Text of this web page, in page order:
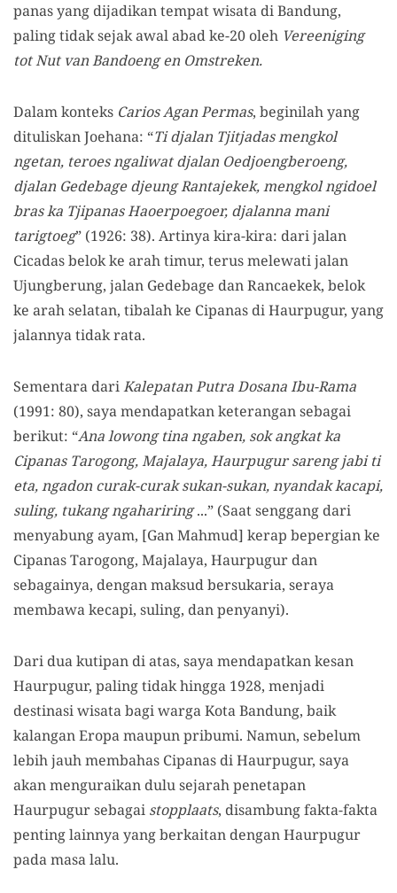
panas yang dijadikan tempat wisata di Bandung,
paling tidak sejak awal abad ke-20 oleh Vereeniging
tot Nut van Bandoeng en Omstreken.
Dalam konteks Carios Agan Permas, beginilah yang
dituliskan Joehana: “Ti djalan Tjitjadas mengkol
ngetan, teroes ngaliwat djalan Oedjoengberoeng,
djalan Gedebage djeung Rantajekek, mengkol ngidoel
bras ka Tjipanas Haoerpoegoer, djalanna mani
tarigtoeg” (1926: 38). Artinya kira-kira: dari jalan
Cicadas belok ke arah timur, terus melewati jalan
Ujungberung, jalan Gedebage dan Rancaekek, belok
ke arah selatan, tibalah ke Cipanas di Haurpugur, yang
jalannya tidak rata.
Sementara dariKalepatan Putra Dosana Ibu-Rama
(1991: 80), saya mendapatkan keterangan sebagai
berikut: “Ana lowong tina ngaben, sok angkat ka
Cipanas Tarogong, Majalaya, Haurpugur sareng jabi ti
eta, ngadon curak-curak sukan-sukan, nyandak kacapi,
suling, tukang ngahariring...” (Saat senggang dari
menyabung ayam, [Gan Mahmud] kerap bepergian ke
Cipanas Tarogong, Majalaya, Haurpugur dan
sebagainya, dengan maksud bersukaria, seraya
membawa kecapi, suling, dan penyanyi).
Dari dua kutipan di atas, saya mendapatkan kesan
Haurpugur, paling tidak hingga 1928, menjadi
destinasi wisata bagi warga Kota Bandung, baik
kalangan Eropa maupun pribumi. Namun, sebelum
lebih jauh membahas Cipanas di Haurpugur, saya
akan menguraikan dulu sejarah penetapan
Haurpugur sebagai stopplaats, disambung fakta-fakta
penting lainnya yang berkaitan dengan Haurpugur
pada masa lalu.